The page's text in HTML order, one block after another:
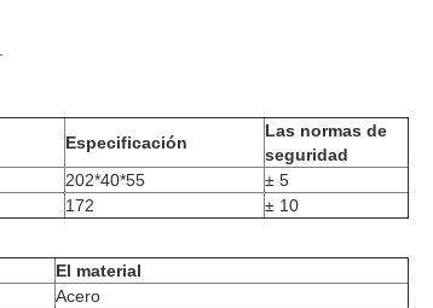
Especificación
Las normas de
seguridad
202*40*55
± 5
172 ± 10
El material
Acero